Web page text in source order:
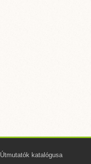
Útmutatók katalógusa